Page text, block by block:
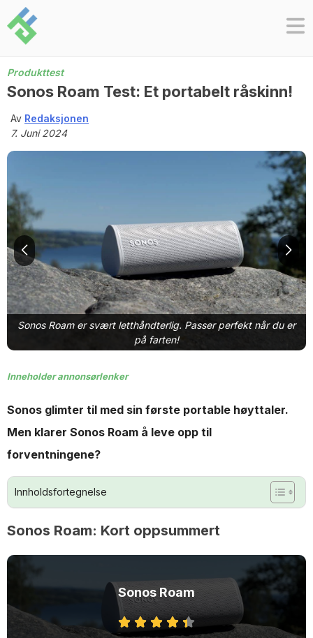
Skip
to
content
Produkttest
Sonos Roam Test: Et portabelt råskinn!
Av Redaksjonen
7. Juni 2024
Sonos Roam er svært letthåndterlig. Passer perfekt når du er
på farten!
Inneholder annonsørlenker
Sonos glimter til med sin første portable høyttaler.
Men klarer Sonos Roam å leve opp til
forventningene?
Innholdsfortegnelse
Sonos Roam: Kort oppsummert
Sonos Roam